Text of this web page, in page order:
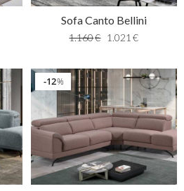
Sofa Canto Bellini
1.160€ 1.021 €
%
12